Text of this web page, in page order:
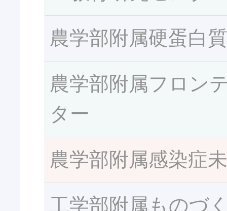
農学部附属硬蛋白
農学部附属フロン
ター
農学部附属感染症
工学部附属ものづ